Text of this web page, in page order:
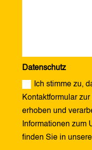
Datenschutz
Ich stimme zu,
Kontaktformular
erhoben und
Informationen zum
finden Sie in